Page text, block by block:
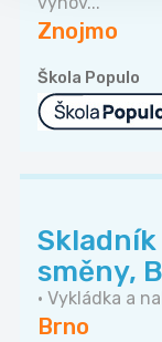
Znojmo
Škola Populo
směny,
• Vykládka a
Brno